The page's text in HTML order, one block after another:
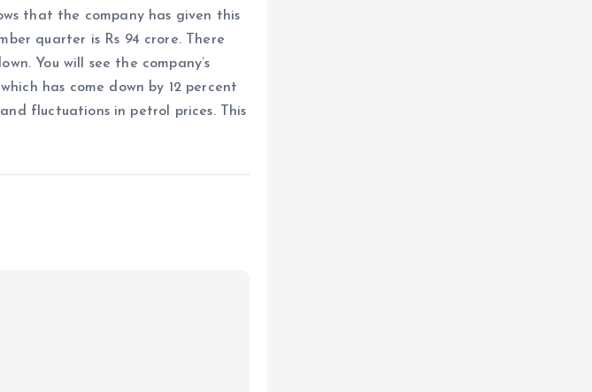
that the company has given this
quarter is Rs 94 crore. There
You will see the company’s
has come down by 12 percent
fluctuations in petrol prices. This